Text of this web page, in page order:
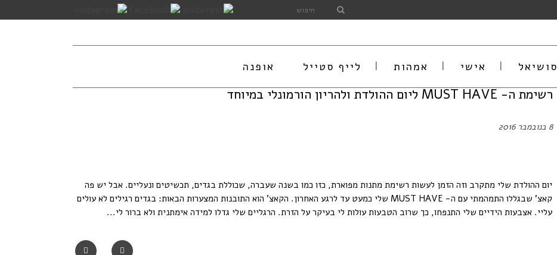
אופנה לייף סטייל אמהות אישי סושיאל
רשימת ה- MUST HAVE ליום ההולדת ולהריון הורמונלי במיוחד
8 בנובמבר 2016
יום ההולדת שלי מתקרב וזה הזמן לעשות רשימת מתנות מפוארת, כזו כמו בשנה שעברה, שכוללת בגדים, תכשיטים ונעליים. אבל יש פה
קאצ' שבגללו התמהמתי עם ה- MUST HAVE שלי כמעט עד לרגע האחרון. הקאצ' הוא התובנות המצערות הבאות: בגדים רגילים לא עולים
עליי. אצבעות הידיים שלי התנפחו, כך שרוב הטבעות עולות לי בעיקר על הזרת. הרגליים שלי גדלו למידה אימתנית ולא ברור לי...